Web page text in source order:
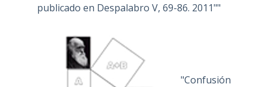
publicado en Despalabro V, 69-86. 2011""
"Confusión